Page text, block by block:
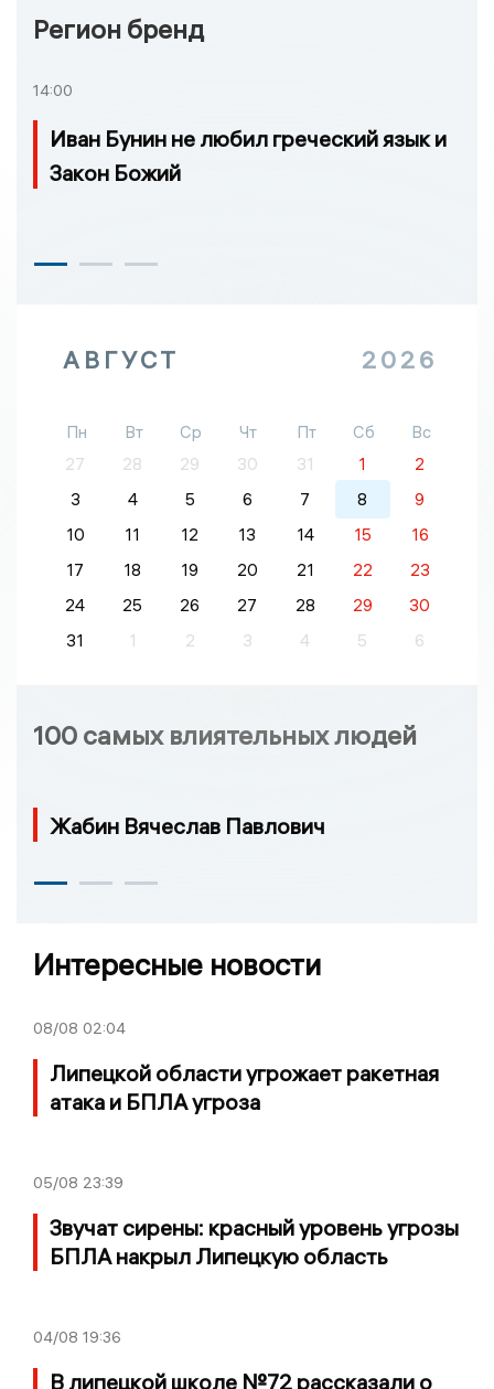
Регион бренд
14:00
Иван Бунин не любил греческий язык и
Закон Божий
АВГУСТ 2026
Пн Вт Ср Чт Пт Сб
Вс
27
28 29 30 31 1
2
3
4 5 6 7 8
9
10
11 12 13 14 15
16
17
18 19 20 21 22
23
24
25 26 27 28 29
30
31
1 2 3 4 5 6
100 самых влиятельных людей
Жабин Вячеслав Павлович
Интересные новости
08/08 02:04
Липецкой области угрожает ракетная
атака и БПЛА угроза
05/08 23:39
Звучат сирены: красный уровень угрозы
БПЛА накрыл Липецкую область
04/08 19:36
В липецкой школе №72 рассказали о